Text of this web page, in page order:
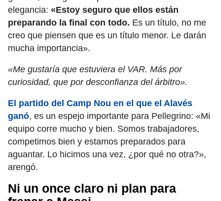
elegancia: «Estoy seguro que ellos están
preparando la final con todo. Es un título, no me
creo que piensen que es un título menor. Le darán
mucha importancia».
«Me gustaría que estuviera el VAR. Más por
curiosidad, que por desconfianza del árbitro».
El partido del Camp Nou en el que el Alavés
ganó, es un espejo importante para Pellegrino: «Mi
equipo corre mucho y bien. Somos trabajadores,
competimos bien y estamos preparados para
aguantar. Lo hicimos una vez, ¿por qué no otra?»,
arengó.
Ni un once claro ni plan para